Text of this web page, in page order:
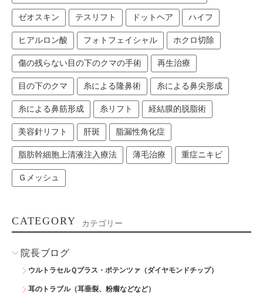
ゼオスキン テスリフト ドットヘア ハイフ
ヒアルロン酸 フォトフェイシャル ホクロ切除
傷の残らない目の下のクマの手術 再生治療
目の下のクマ 糸による隆鼻術 糸による鼻尖形成
糸による鼻筋形成 糸リフト 経結膜的脱脂術
美容針リフト 肝斑 脂漏性角化症
脂肪幹細胞上清液注入療法 薄毛治療 重症ニキビ
Ｇメッシュ
CATEGORY カテゴリー
院長ブログ
ウルトラセルＱプラス・ポテンツァ（ダイヤモンドチップ）
耳のトラブル（耳垂裂、粉瘤などなど）